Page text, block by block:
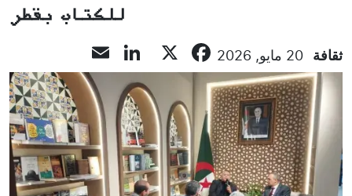
للكتاب بقطر
ثقافة 20 مايو, 2026 Facebook
LinkedIn